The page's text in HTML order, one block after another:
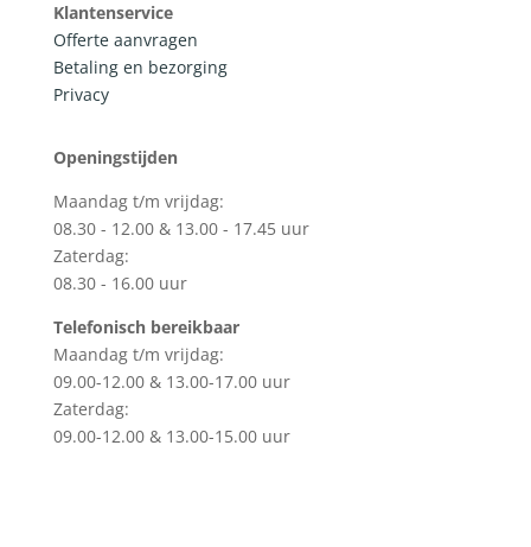
Klantenservice
Offerte aanvragen
Betaling en bezorging
Privacy
Openingstijden
Maandag t/m vrijdag:
08.30 - 12.00 & 13.00 - 17.45 uur
Zaterdag:
08.30 - 16.00 uur
Telefonisch bereikbaar
Maandag t/m vrijdag:
09.00-12.00 & 13.00-17.00 uur
Zaterdag:
09.00-12.00 & 13.00-15.00 uur